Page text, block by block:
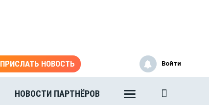
ПРИСЛАТЬ НОВОСТЬ
НОВОСТИ ПАРТНЁРОВ
Войти